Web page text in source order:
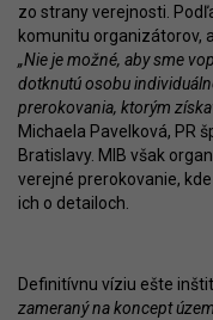
zo strany verejnosti.
komunitu organizátorov,
„Nie je možné, aby sme
dotknutú osobu
prerokovania, ktorým
Michaela Pavelková, PR
Bratislavy. MIB však
verejné prerokovanie,
ich o detailoch.
Definitívnu víziu ešte
zameraný na koncept